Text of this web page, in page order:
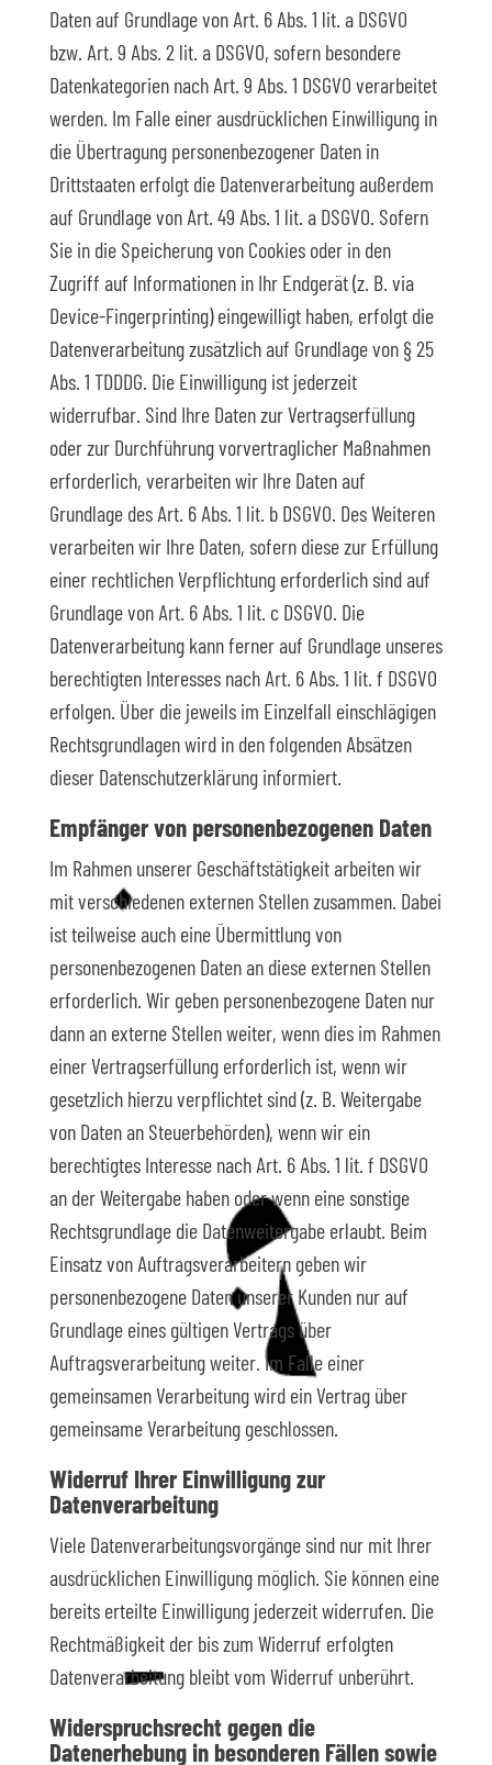
Daten auf Grundlage von Art. 6 Abs. 1 lit. a DSGVO
bzw. Art. 9 Abs. 2 lit. a DSGVO, sofern besondere
Datenkategorien nach Art. 9 Abs. 1 DSGVO verarbeitet
werden. Im Falle einer ausdrücklichen Einwilligung in
die Übertragung personenbezogener Daten in
Drittstaaten erfolgt die Datenverarbeitung außerdem
auf Grundlage von Art. 49 Abs. 1 lit. a DSGVO. Sofern
Sie in die Speicherung von Cookies oder in den
Zugriff auf Informationen in Ihr Endgerät (z. B. via
Device-Fingerprinting) eingewilligt haben, erfolgt die
Datenverarbeitung zusätzlich auf Grundlage von § 25
Abs. 1 TDDDG. Die Einwilligung ist jederzeit
widerrufbar. Sind Ihre Daten zur Vertragserfüllung
oder zur Durchführung vorvertraglicher Maßnahmen
erforderlich, verarbeiten wir Ihre Daten auf
Grundlage des Art. 6 Abs. 1 lit. b DSGVO. Des Weiteren
verarbeiten wir Ihre Daten, sofern diese zur Erfüllung
einer rechtlichen Verpflichtung erforderlich sind auf
Grundlage von Art. 6 Abs. 1 lit. c DSGVO. Die
Datenverarbeitung kann ferner auf Grundlage unseres
berechtigten Interesses nach Art. 6 Abs. 1 lit. f DSGVO
erfolgen. Über die jeweils im Einzelfall einschlägigen
Rechtsgrundlagen wird in den folgenden Absätzen
dieser Datenschutzerklärung informiert.
Empfänger von personenbezogenen Daten
Im Rahmen unserer Geschäftstätigkeit arbeiten wir
mit verschiedenen externen Stellen zusammen. Dabei
ist teilweise auch eine Übermittlung von
personenbezogenen Daten an diese externen Stellen
erforderlich. Wir geben personenbezogene Daten nur
dann an externe Stellen weiter, wenn dies im Rahmen
einer Vertragserfüllung erforderlich ist, wenn wir
gesetzlich hierzu verpflichtet sind (z. B. Weitergabe
von Daten an Steuerbehörden), wenn wir ein
berechtigtes Interesse nach Art. 6 Abs. 1 lit. f DSGVO
an der Weitergabe haben oder wenn eine sonstige
Rechtsgrundlage die Datenweitergabe erlaubt. Beim
Einsatz von Auftragsverarbeitern geben wir
personenbezogene Daten unserer Kunden nur auf
Grundlage eines gültigen Vertrags über
Auftragsverarbeitung weiter. Im Falle einer
gemeinsamen Verarbeitung wird ein Vertrag über
gemeinsame Verarbeitung geschlossen.
Widerruf Ihrer Einwilligung zur
Datenverarbeitung
Viele Datenverarbeitungsvorgänge sind nur mit Ihrer
ausdrücklichen Einwilligung möglich. Sie können eine
bereits erteilte Einwilligung jederzeit widerrufen. Die
Rechtmäßigkeit der bis zum Widerruf erfolgten
Datenverarbeitung bleibt vom Widerruf unberührt.
Widerspruchsrecht gegen die
Datenerhebung in besonderen Fällen sowie